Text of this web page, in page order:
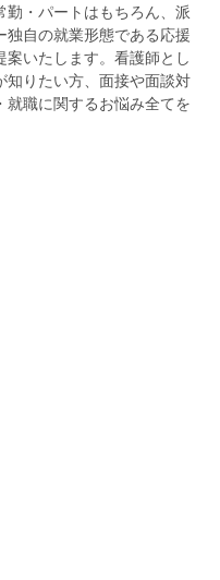
勤・パートはもちろん、派
独自の就業形態である応援
いたします。看護師とし
知りたい方、面接や面談対
就職に関するお悩み全てを